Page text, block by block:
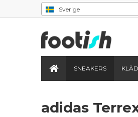
Sverige
SNEAKERS
adidas